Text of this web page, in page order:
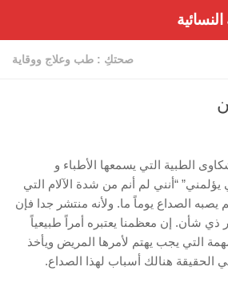
صحتكِ : طب وعلاج ووقاية
الطبية التي يسمعها الأطباء و
‏يؤلمني” “أنني لم أنم من شدة الآلام التي
الصداع يوماً ما. ولأنه ‏منتشر جدا فإن
ذي شأن. إن معظمنا يعتبره أمراً طبيعياً
التي يجب يهتم لأمرها المريض ويأخذ
الحقيقة ‏هنالك أسباب لهذا الصداع.